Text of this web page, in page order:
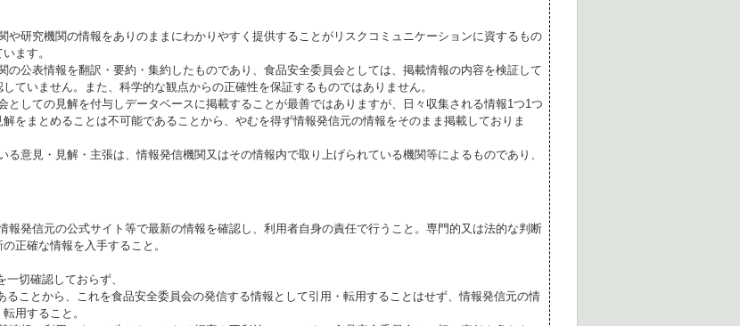
研究機関の情報をありのままにわかりやすく提供することがリスクコミュニケーションに資するもの
ます。
公表情報を翻訳・要約・集約したものであり、食品安全委員会としては、掲載情報の内容を検証して
ていません。また、科学的な観点からの正確性を保証するものではありません。
しての見解を付与しデータベースに掲載することが最善ではありますが、日々収集される情報1つ1つ
をまとめることは不可能であることから、やむを得ず情報発信元の情報をそのまま掲載しておりま
意見・見解・主張は、情報発信機関又はその情報内で取り上げられている機関等によるものであり、
発信元の公式サイト等で最新の情報を確認し、利用者自身の責任で行うこと。専門的又は法的な判断
正確な情報を入手すること。
切確認しておらず、
とから、これを食品安全委員会の発信する情報として引用・転用することはせず、情報発信元の情
用すること。